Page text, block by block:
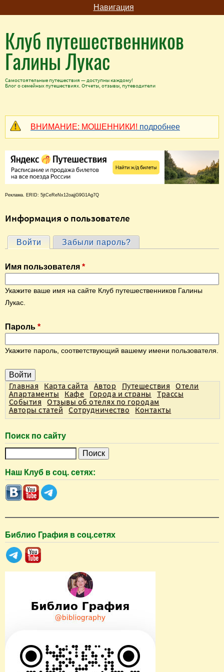
Навигация
Клуб путешественников
Галины Лукас
Самостоятельные путешествия — доступны каждому!
Блог о семейных путешествиях. Отчеты, отзывы, путеводители
ВНИМАНИЕ: МОШЕННИКИ! подробнее
Реклама. ERID: 5jtCeReNx12oajjG9G1Ag7Q
Информация о пользователе
Г
л
а
в
н
е
в
л
а
д
к
и
Войти (активная вкладка)
Забыли пароль?
Имя пользователя *
Укажите ваше имя на сайте Клуб путешественников Галины
Лукас.
Пароль *
Укажите пароль, соответствующий вашему имени пользователя.
Главная Карта сайта Автор Путешествия
Отели
Апартаменты
Кафе Города и страны
Трассы
События
Отзывы об отелях по городам
Авторы статей
Сотрудничество Контакты
Поиск по сайту
и
с
к
Наш Клуб в соц. сетях:
Библио Графия в соц.сетях